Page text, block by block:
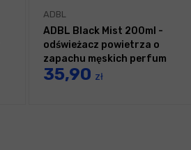
ADBL
ADBL Black Mist 200ml -
odświeżacz powietrza o
zapachu męskich perfum
35,90 zł